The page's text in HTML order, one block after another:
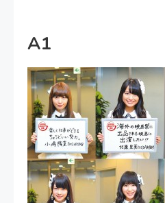
A1